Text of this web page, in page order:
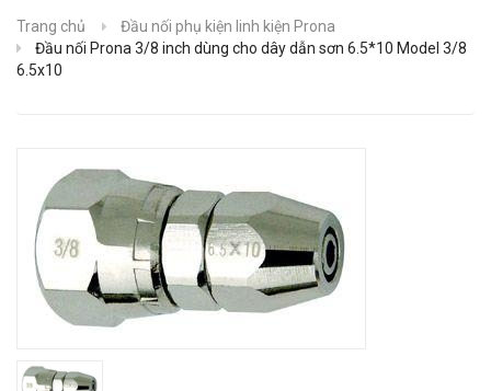
Trang chủ
Đầu nối phụ kiện linh kiện Prona
Đầu nối Prona 3/8 inch dùng cho dây dẫn sơn 6.5*10 Model 3/8
6.5x10